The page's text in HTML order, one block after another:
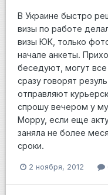
В Украине быстро
визы по работе
визы ЮК, только
начале анкеты.
беседуют, могут
сразу говорят
отправляют
спрошу вечером у
Moppy, если еще
заняла не более
сроки.
2 ноября, 2012